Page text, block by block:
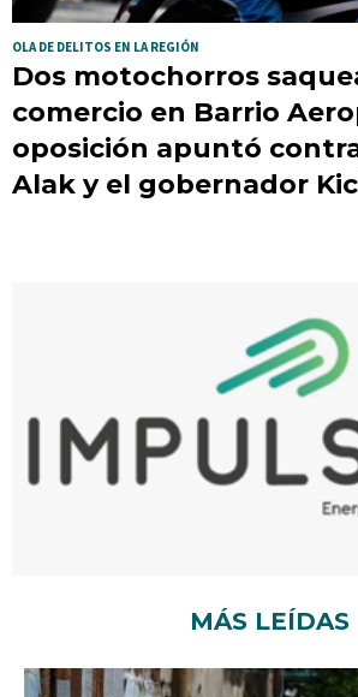
OLA DE DELITOS EN LA REGIÓN
Dos motochorros
comercio en Barrio
oposición apuntó
Alak y el gobernador
MÁS LEÍDAS